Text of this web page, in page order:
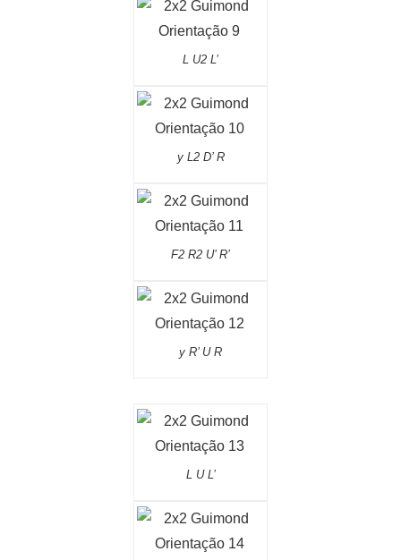
L U2 L’
y L2 D’ R
F2 R2 U’ R’
y R’ U R
L U L’